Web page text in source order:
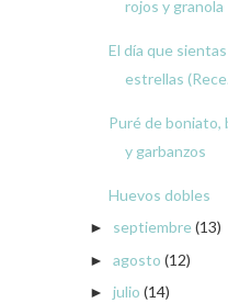
rojos y granola
El día que
estrellas
Puré de boniato,
y garbanzos
Huevos dobles
► septiembre(13)
► agosto (12)
► julio (14)